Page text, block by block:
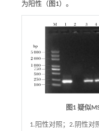
为阳性（ 图1）。
图1 疑似
1.阳性对照；2.阴性对